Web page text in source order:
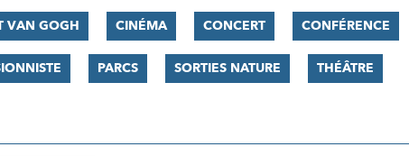
VAN GOGH CINÉMA CONCERT CONFÉRENCE
PARCS SORTIES NATURE THÉÂTRE